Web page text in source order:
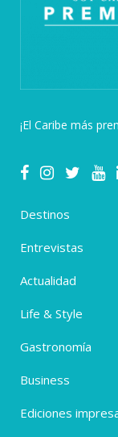
¡El Caribe más
Destinos
Entrevistas
Actualidad
Life & Style
Gastronomía
Business
Ediciones